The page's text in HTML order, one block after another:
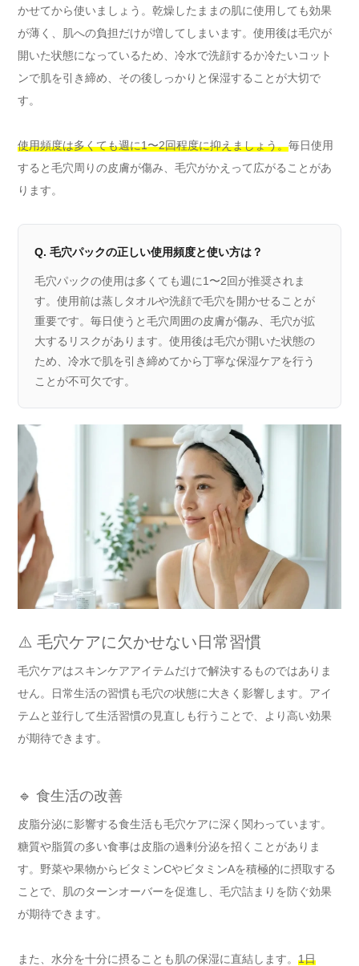
かせてから使いましょう。乾燥したままの肌に使用しても効果
が薄く、肌への負担だけが増してしまいます。使用後は毛穴が
開いた状態になっているため、冷水で洗顔するか冷たいコット
ンで肌を引き締め、その後しっかりと保湿することが大切で
す。
使用頻度は多くても週に1〜2回程度に抑えましょう。毎日使用
すると毛穴周りの皮膚が傷み、毛穴がかえって広がることがあ
ります。
Q. 毛穴パックの正しい使用頻度と使い方は？
毛穴パックの使用は多くても週に1〜2回が推奨されま
す。使用前は蒸しタオルや洗顔で毛穴を開かせることが
重要です。毎日使うと毛穴周囲の皮膚が傷み、毛穴が拡
大するリスクがあります。使用後は毛穴が開いた状態の
ため、冷水で肌を引き締めてから丁寧な保湿ケアを行う
ことが不可欠です。
⚠️ 毛穴ケアに欠かせない日常習慣
毛穴ケアはスキンケアアイテムだけで解決するものではありま
せん。日常生活の習慣も毛穴の状態に大きく影響します。アイ
テムと並行して生活習慣の見直しも行うことで、より高い効果
が期待できます。
🔹 食生活の改善
皮脂分泌に影響する食生活も毛穴ケアに深く関わっています。
糖質や脂質の多い食事は皮脂の過剰分泌を招くことがありま
す。野菜や果物からビタミンCやビタミンAを積極的に摂取する
ことで、肌のターンオーバーを促進し、毛穴詰まりを防ぐ効果
が期待できます。
また、水分を十分に摂ることも肌の保湿に直結します。 1日